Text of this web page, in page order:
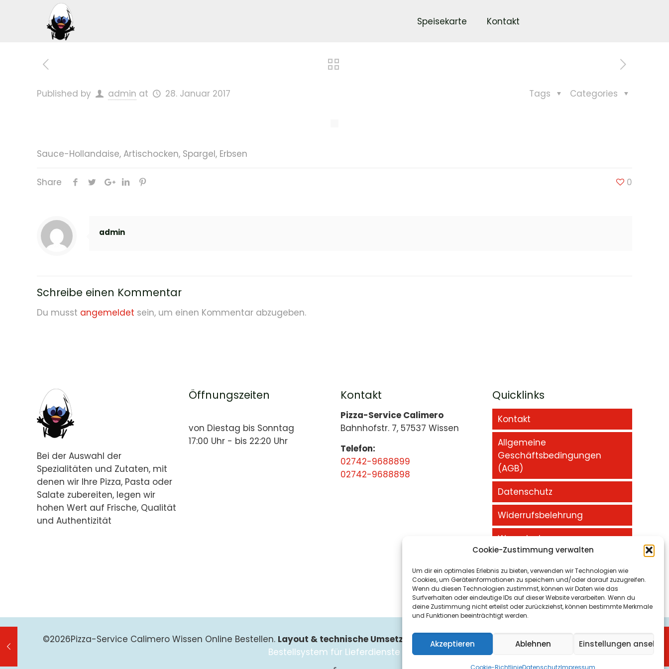
Cookie-Zustimmung verwalten
Um dir ein optimales Erlebnis zu bieten, verwenden wir Technologien wie
Cookies, um Geräteinformationen zu speichern und/oder darauf zuzugreifen.
Wenn du diesen Technologien zustimmst, können wir Daten wie das
Surfverhalten oder eindeutige IDs auf dieser Website verarbeiten. Wenn du
deine Zustimmung nicht erteilst oder zurückziehst, können bestimmte Merkmale
und Funktionen beeinträchtigt werden.
Akzeptieren Ablehnen Einstellungen ansehen
Cookie-RichtlinieDatenschutzImpressum
Speisekarte Kontakt
Published by admin at 28. Januar 2017 Categories
Tags
Sauce-Hollandaise, Artischocken, Spargel, Erbsen
Share 0
admin
Schreibe einen Kommentar
Du musst angemeldet sein, um einen Kommentar abzugeben.
Bei der Auswahl der
Spezialitäten und Zutaten, mit
denen wir Ihre Pizza, Pasta oder
Salate zubereiten, legen wir
hohen Wert auf Frische, Qualität
und Authentizität
Öffnungszeiten
von Diestag bis Sonntag
17:00 Uhr - bis 22:20 Uhr
Kontakt
Pizza-Service Calimero
Bahnhofstr. 7, 57537 Wissen
Telefon:
02742-9688899
02742-9688898
Quicklinks
Kontakt
Allgemeine
Geschäftsbedingungen
(AGB)
Datenschutz
Widerrufsbelehrung
Warenkorb
©2026Pizza-Service Calimero Wissen Online Bestellen. Layout & technische Umsetzung: Suchmaschineoptimierung Gelsenkirchenund
Bestellsystem für Lieferdienste